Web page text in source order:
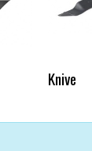
Knive